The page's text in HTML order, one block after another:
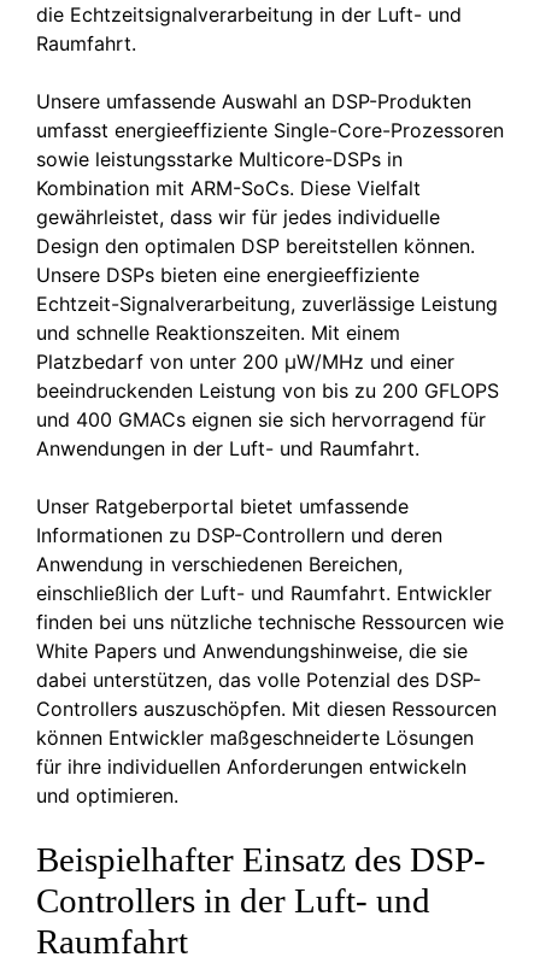
die Echtzeitsignalverarbeitung in der Luft- und
Raumfahrt.
Unsere umfassende Auswahl an DSP-Produkten
umfasst energieeffiziente Single-Core-Prozessoren
sowie leistungsstarke Multicore-DSPs in
Kombination mit ARM-SoCs. Diese Vielfalt
gewährleistet, dass wir für jedes individuelle
Design den optimalen DSP bereitstellen können.
Unsere DSPs bieten eine energieeffiziente
Echtzeit-Signalverarbeitung, zuverlässige Leistung
und schnelle Reaktionszeiten. Mit einem
Platzbedarf von unter 200 µW/MHz und einer
beeindruckenden Leistung von bis zu 200 GFLOPS
und 400 GMACs eignen sie sich hervorragend für
Anwendungen in der Luft- und Raumfahrt.
Unser Ratgeberportal bietet umfassende
Informationen zu DSP-Controllern und deren
Anwendung in verschiedenen Bereichen,
einschließlich der Luft- und Raumfahrt. Entwickler
finden bei uns nützliche technische Ressourcen wie
White Papers und Anwendungshinweise, die sie
dabei unterstützen, das volle Potenzial des DSP-
Controllers auszuschöpfen. Mit diesen Ressourcen
können Entwickler maßgeschneiderte Lösungen
für ihre individuellen Anforderungen entwickeln
und optimieren.
Beispielhafter Einsatz des DSP-
Controllers in der Luft- und
Raumfahrt